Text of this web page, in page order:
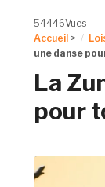
54446Vues
Accueil >
une danse
La
pour